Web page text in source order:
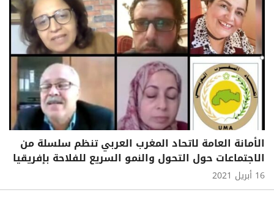
الأمانة العامة لاتحاد المغرب العربي تنظم سلسلة من
الاجتماعات حول التحول والنمو السريع للفلاحة بإفريقيا
16 أبريل 2021